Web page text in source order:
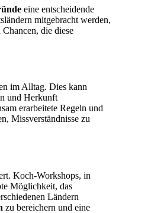
eine entscheidende
mitgebracht werden,
die diese
im Alltag. Dies kann
und Herkunft
erarbeitete Regeln und
Missverständnisse zu
Koch-Workshops, in
Möglichkeit, das
Ländern
zu bereichern und eine